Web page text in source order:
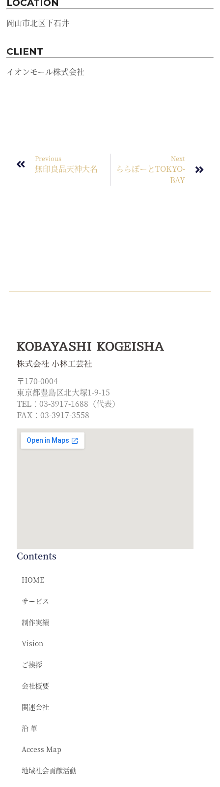
LOCATION
岡山市北区下石井
CLIENT
イオンモール株式会社
Previous
無印良品天神大名
Next
ららぽーとTOKYO-
BAY
〒170-0004
東京都豊島区北大塚1-9-15
TEL：03-3917-1688（代表）
FAX：03-3917-3558
Contents
HOME
サービス
制作実績
Vision
ご挨拶
会社概要
関連会社
沿 革
Access Map
地域社会貢献活動